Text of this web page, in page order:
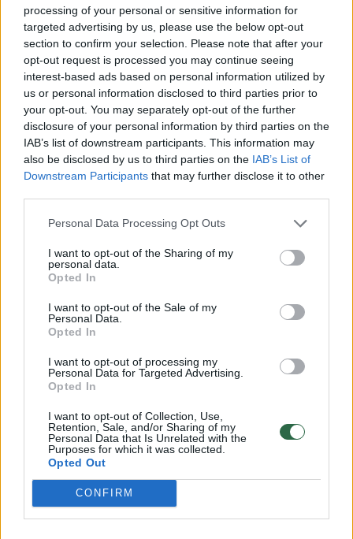
processing of your personal or sensitive information for
targeted advertising by us, please use the below opt-out
section to confirm your selection. Please note that after your
opt-out request is processed you may continue seeing
interest-based ads based on personal information utilized by
us or personal information disclosed to third parties prior to
your opt-out. You may separately opt-out of the further
disclosure of your personal information by third parties on the
IAB’s list of downstream participants. This information may
also be disclosed by us to third parties on the IAB’s List of
Downstream Participants that may further disclose it to other
Personal Data Processing Opt Outs
I want to opt-out of the Sharing of my
personal data.
Opted In
I want to opt-out of the Sale of my
Personal Data.
Opted In
I want to opt-out of processing my
Personal Data for Targeted Advertising.
Opted In
I want to opt-out of Collection, Use,
Retention, Sale, and/or Sharing of my
Personal Data that Is Unrelated with the
Purposes for which it was collected.
Opted Out
CONFIRM
Ministras neatmeta, kad M. Majausko gali
laukti ir Rimanto Jono Dagio likimas, kai
Tėvynės sąjungos-Lietuvos krikščionių
demokratų (TS-LKD) partijos prezidiumas
politikui patvirtino sankciją negalėti dalyvauti
kituose Seimo rinkimuose. Vis tik, pasak
ministro, scenarijų gali būti įvairių.
Susiję straipsniai
I. Šimonytė įvertino kalbas
apie neramumus koalicijoje:
vienas akmuo bando išversti
vežimą